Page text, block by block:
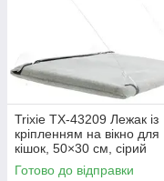
Trixie TX-43209 Лежак із
кріпленням на вікно для
кішок, 50×30 см, сірий
Готово до відправки